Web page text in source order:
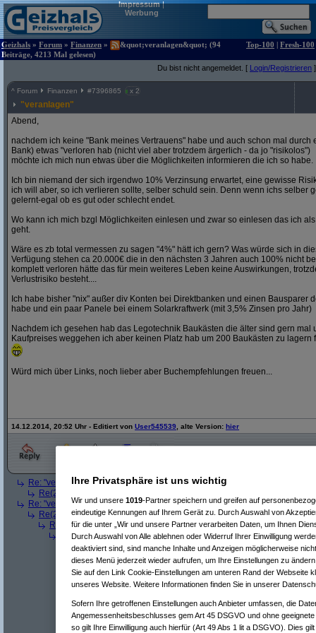
Impressum|
Werbung
Geizhals » Forum » Finanzen »
&quot;veranlagen&quot; (94
Beiträge, 4213 Mal gelesen)
Top-100 | Fresh-100
Du bist nicht angemeldet. [ Login/Registrieren ]
^ Forum Finanzen #7396865 x 2
"veranlagen"
Abend,
nachdem ich keine "Bank meines Vertrauens" habe und auch schon mal
Bank) etwas "verloren hab (nicht viel aber trotzdem ärgerlich - da jo "risikolos")
möchte ich mich nun etwas über die Möglichkeiten informieren die ich so habe.
Ich bin niemand der sich irgendwo 10% Verzinsung erwartet, eine gewisse
ich will aber, so ich verlieren sollte, selber schuld sein. Denn wenn ichs selber
gelernt-egal ob es gut oder schlecht endet.
Wo kann ich mich bzgl Möglichkeiten einlesen und zwar so einlesen das ich
geht.
Wäre es zb total vermessen zu sagen "4%" hätt ich gern? Was würde sich in
Verfügung stehen ca 20.000€ die in den nächsten 3 Jahren auch 100% nicht
komplett verloren hätte das für mein weiteres Leben keine Auswirkungen,
Verlustrisiko besteht....
Ich habe bisher "nix" außer div Konten bei Direktbanken und einen Bausparer
habe und ein paar Panele bei einem Solarkraftwerk (mit 3,5% Zinsen pro Jahr)
Nachdem ich gesehen hab das Legotechnik Baukästen die älter sind gern mal
Kaufpreises weggehen ich aber keinen Platz hab um 200 Baukästen zu lagern
Würd mich über Links, noch lieber aber Buchempfehlungen freuen...
14.12.2014, 20:52 Uhr - Editiert von User545539 , alte Version: hier
Re: "veranlagen" (user609669am 14.12.2014, 22:00:14)
Re(2): "veranlagen"
Re: "veranlagen"(extrem_oaga_nick am 14.12.2014, 22:13:51)
Re(2): "veranlagen"(User545539am 14.12.2014, 22:45:28)
Re(3): "veranlagen"(Paulas_Papaam 15.12.2014, 01:15:24)
Re(4): "veranlagen"(User545539am 15.12.2014, 03:31:35)
Re(5): "veranlagen"
(Paulas_Papa am 15.12.2014, 07:28:24)
Re(6): "veranlagen"(user609669am 16.12.2014, 05:01:05)
Re(7): "veranlagen"
Paulas_Papa
am 16.12.2014,
Re(8): "veranlagen"(user609669 am 16.12.2014,
Re(5): "veranlagen"
( cibsam 15.12.2014, 18:36:30)
Re(6): "veranlagen"( User545539 am 15.12.2014, 20:17:35)
Re(6): "veranlagen"
am 15.12.2014, 20:22:46)
Re(7): "veranlagen"(Lazy Jonesam 16.12.2014,
Re(8): "veranlagen"(Maraxam 16.12.2014, 11:38:58)
Ihre Privatsphäre ist uns wichtig
Wir und unsere 1019-Partner speichern und greifen auf
eindeutige Kennungen auf Ihrem Gerät zu. Durch Auswahl von
für die unter „Wir und unsere Partner verarbeiten Daten, um Ihnen
Durch Auswahl von Alle ablehnen oder Widerruf Ihrer Einwilligung
deaktiviert sind, sind manche Inhalte und Anzeigen möglicherweise
dieses Menü jederzeit wieder aufrufen, um Ihre Einstellungen zu
Sie auf den Link Cookie-Einstellungen am unteren Rand der Webseite
unseres Website. Weitere Informationen finden Sie in unserer
Sofern Ihre getroffenen Einstellungen auch Anbieter umfassen, die
Angemessenheitsbeschlusses gem Art 45 DSGVO und ohne
so gilt Ihre Einwilligung auch hierfür (Art 49 Abs 1 lit a DSGVO). Dies